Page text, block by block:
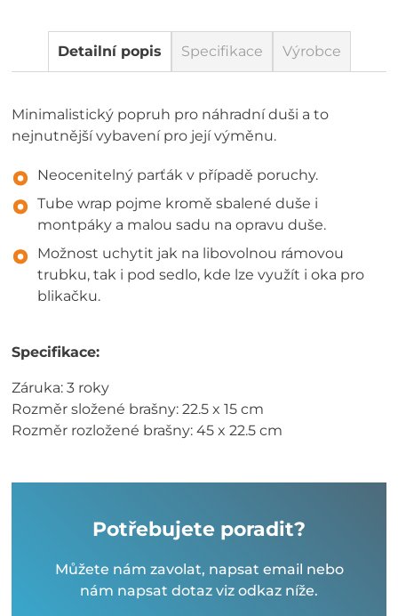
Detailní popis Specifikace Výrobce
Minimalistický popruh pro náhradní duši a to
nejnutnější vybavení pro její výměnu.
Neocenitelný parťák v případě poruchy.
Tube wrap pojme kromě sbalené duše i
montpáky a malou sadu na opravu duše.
Možnost uchytit jak na libovolnou rámovou
trubku, tak i pod sedlo, kde lze využít i oka pro
blikačku.
Specifikace:
Záruka: 3 roky
Rozměr složené brašny: 22.5 x 15 cm
Rozměr rozložené brašny: 45 x 22.5 cm
Potřebujete poradit?
Můžete nám zavolat, napsat email nebo
nám napsat dotaz viz odkaz níže.